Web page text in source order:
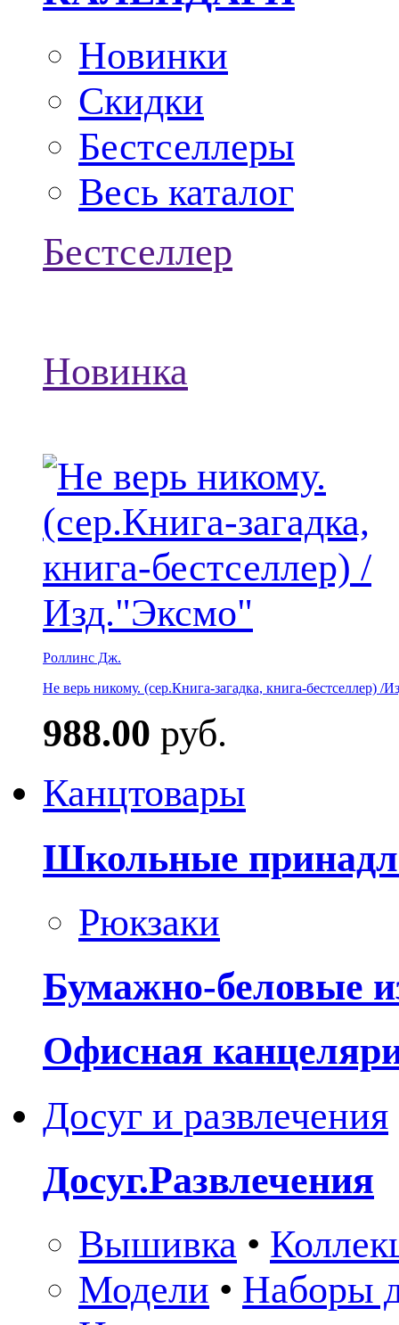
Новинки
Скидки
Бестселлеры
Весь каталог
Бестселлер
Новинка
Роллинс Дж.
Не верь никому. (сер.Книга-загадка, книга-бестселлер) /
988.00 руб.
Канцтовары
Школьные
Рюкзаки
Бумажно-беловые
Офисная
Досуг и развлечения
Досуг.Развлечения
Вышивка •
Модели • Наборы